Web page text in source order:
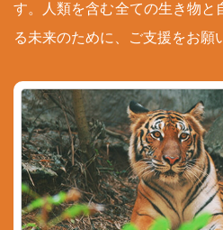
す。人類を含む全ての生き物と
る未来のために、ご支援をお願